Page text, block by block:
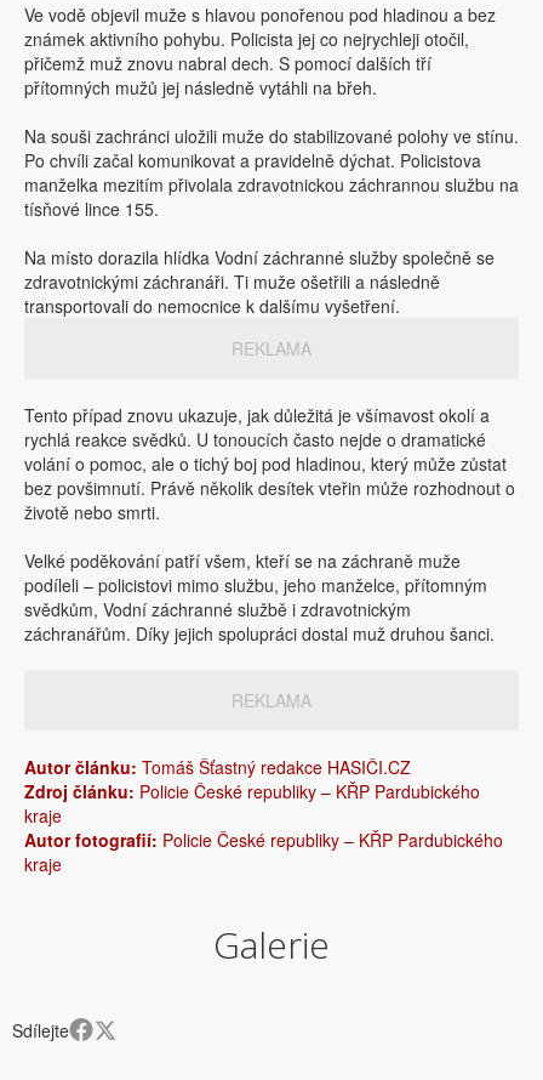
Ve vodě objevil muže s hlavou ponořenou pod hladinou a bez
známek aktivního pohybu. Policista jej co nejrychleji otočil,
přičemž muž znovu nabral dech. S pomocí dalších tří
přítomných mužů jej následně vytáhli na břeh.
Na souši zachránci uložili muže do stabilizované polohy ve stínu.
Po chvíli začal komunikovat a pravidelně dýchat. Policistova
manželka mezitím přivolala zdravotnickou záchrannou službu na
tísňové lince 155.
Na místo dorazila hlídka Vodní záchranné služby společně se
zdravotnickými záchranáři. Ti muže ošetřili a následně
transportovali do nemocnice k dalšímu vyšetření.
REKLAMA
Tento případ znovu ukazuje, jak důležitá je všímavost okolí a
rychlá reakce svědků. U tonoucích často nejde o dramatické
volání o pomoc, ale o tichý boj pod hladinou, který může zůstat
bez povšimnutí. Právě několik desítek vteřin může rozhodnout o
životě nebo smrti.
Velké poděkování patří všem, kteří se na záchraně muže
podíleli – policistovi mimo službu, jeho manželce, přítomným
svědkům, Vodní záchranné službě i zdravotnickým
záchranářům. Díky jejich spolupráci dostal muž druhou šanci.
REKLAMA
Autor článku: Tomáš Šťastný redakce HASIČI.CZ
Zdroj článku: Policie České republiky – KŘP Pardubického
kraje
Autor fotografií: Policie České republiky – KŘP Pardubického
kraje
Galerie
Sdílejte